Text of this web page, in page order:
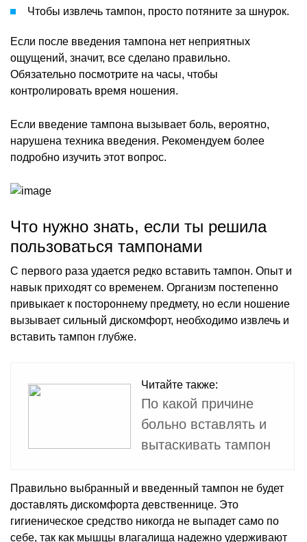
Чтобы извлечь тампон, просто потяните за шнурок.
Если после введения тампона нет неприятных
ощущений, значит, все сделано правильно.
Обязательно посмотрите на часы, чтобы
контролировать время ношения.
Если введение тампона вызывает боль, вероятно,
нарушена техника введения. Рекомендуем более
подробно изучить этот вопрос.
Что нужно знать, если ты решила
пользоваться тампонами
С первого раза удается редко вставить тампон. Опыт и
навык приходят со временем. Организм постепенно
привыкает к постороннему предмету, но если ношение
вызывает сильный дискомфорт, необходимо извлечь и
вставить тампон глубже.
Читайте также:
По какой причине
больно вставлять и
вытаскивать тампон
Правильно выбранный и введенный тампон не будет
доставлять дискомфорта девственнице. Это
гигиеническое средство никогда не выпадет само по
себе, так как мышцы влагалища надежно удерживают